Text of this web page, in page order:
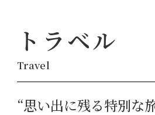
トラベル
Travel
“思い出に残る特別な